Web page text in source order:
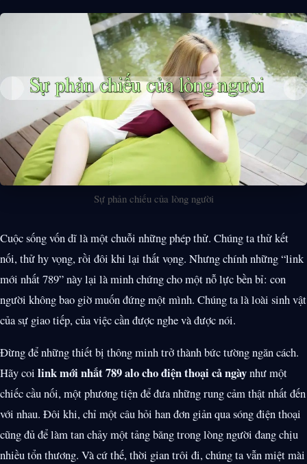
Sự phản chiếu của lòng người
Cuộc sống vốn dĩ là một chuỗi những phép thử. Chúng ta thử kết
nối, thử hy vọng, rồi đôi khi lại thất vọng. Nhưng chính những “link
mới nhất 789” này lại là minh chứng cho một nỗ lực bền bỉ: con
người không bao giờ muốn đứng một mình. Chúng ta là loài sinh vật
của sự giao tiếp, của việc cần được nghe và được nói.
Đừng để những thiết bị thông minh trở thành bức tường ngăn cách.
Hãy coi link mới nhất 789 alo cho điện thoại cả ngàynhư một
chiếc cầu nối, một phương tiện để đưa những rung cảm thật nhất đến
với nhau. Đôi khi, chỉ một câu hỏi han đơn giản qua sóng điện thoại
cũng đủ để làm tan chảy một tảng băng trong lòng người đang chịu
nhiều tổn thương. Và cứ thế, thời gian trôi đi, chúng ta vẫn miệt mài